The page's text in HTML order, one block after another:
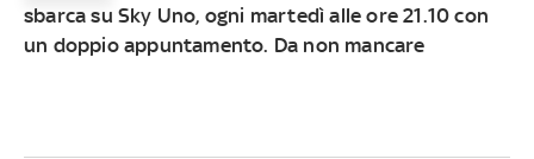
sbarca su Sky Uno, ogni martedì alle ore 21.10 con
un doppio appuntamento. Da non mancare